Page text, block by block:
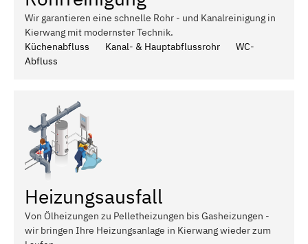
Wir garantieren eine schnelle Rohr - und Kanalreinigung in
Kierwang mit modernster Technik.
Küchenabfluss
Kanal- & Hauptabflussrohr
WC-
Abfluss
Heizungsausfall
Von Ölheizungen zu Pelletheizungen bis Gasheizungen -
wir bringen Ihre Heizungsanlage in Kierwang wieder zum